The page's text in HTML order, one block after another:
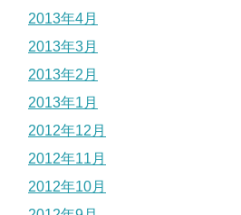
2013年4月
2013年3月
2013年2月
2013年1月
2012年12月
2012年11月
2012年10月